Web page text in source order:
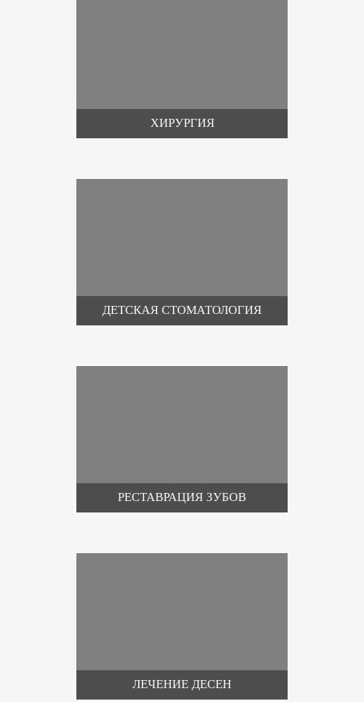
ХИРУРГИЯ
ДЕТСКАЯ СТОМАТОЛОГИЯ
РЕСТАВРАЦИЯ ЗУБОВ
ЛЕЧЕНИЕ ДЕСЕН